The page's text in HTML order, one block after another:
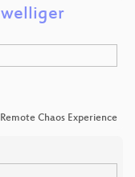
Remote Chaos Experience